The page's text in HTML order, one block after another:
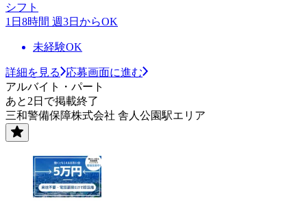
シフト
1日8時間 週3日からOK
未経験OK
詳細を見る
応募画面に進む
アルバイト・パート
あと2日で掲載終了
三和警備保障株式会社 舎人公園駅エリア